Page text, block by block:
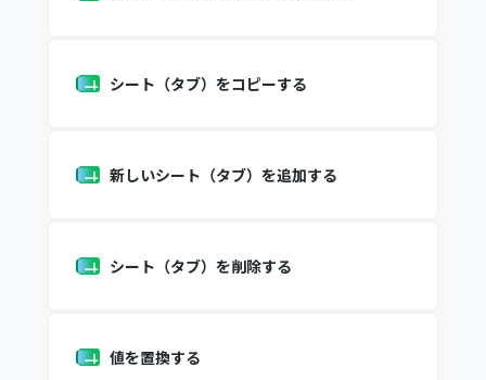
シート（タブ）をコピーする
新しいシート（タブ）を追加する
シート（タブ）を削除する
値を置換する